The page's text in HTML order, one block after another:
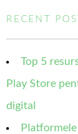
RECENT
Top 5
Play Store
digital